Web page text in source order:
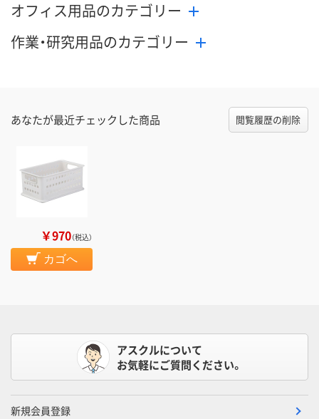
オフィス用品のカテゴリー
作業・研究用品のカテゴリー
あなたが最近チェックした商品 閲覧履歴の削除
￥970（税込）
カゴへ
アスクルについて
お気軽にご質問ください。
新規会員登録